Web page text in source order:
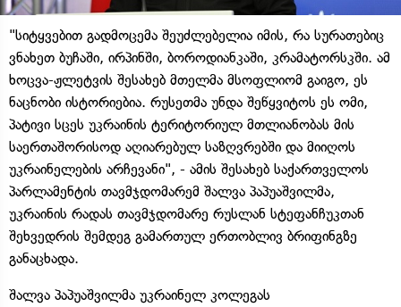
"სიტყვებით გადმოცემა შეუძლებელია იმის, რა სურათებიც
ვნახეთ ბუჩაში, ირპინში, ბოროდიანკაში, კრამატორსკში. ამ
ხოცვა-ჟლეტვის შესახებ მთელმა მსოფლიომ გაიგო, ეს
ნაცნობი ისტორიებია. რუსეთმა უნდა შეწყვიტოს ეს ომი,
პატივი სცეს უკრაინის ტერიტორიულ მთლიანობას მის
საერთაშორისოდ აღიარებულ საზღვრებში და მიიღოს
უკრაინელების არჩევანი", - ამის შესახებ საქართველოს
პარლამენტის თავმჯდომარემ შალვა პაპუაშვილმა,
უკრაინის რადას თავმჯდომარე რუსლან სტეფანჩუკთან
შეხვედრის შემდეგ გამართულ ერთობლივ ბრიფინგზე
განაცხადა.
შალვა პაპუაშვილმა უკრაინელ კოლეგას